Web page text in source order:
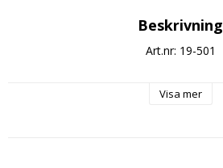
Beskrivning
Art.nr: 19-501
Visa mer